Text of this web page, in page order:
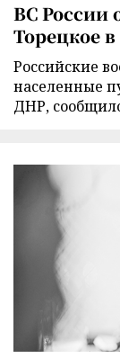
ВС России
Торецкое
Российские
населенные
ДНР,